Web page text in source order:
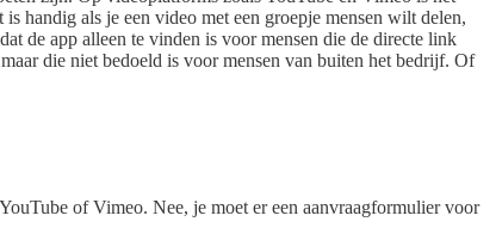
handig als je een video met een groepje mensen wilt delen,
de app alleen te vinden is voor mensen die de directe link
die niet bedoeld is voor mensen van buiten het bedrijf. Of
of Vimeo. Nee, je moet er een aanvraagformulier voor